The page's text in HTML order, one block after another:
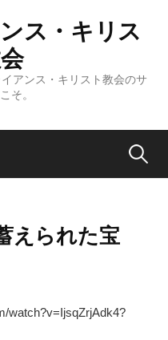
ス・キリス
アンス・キリスト教会のサ
そ。
検
えられた宝
watch?v=IjsqZrjAdk4?